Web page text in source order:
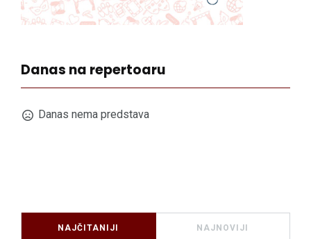
Danas na repertoaru
Danas nema predstava
NAJČITANIJI NAJNOVIJI